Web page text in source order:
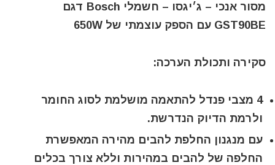
מסור אנכי – ג׳יגסו – חשמלי Bosch דגם
GST90BE עם הספק עוצמתי של 650W
סקירה ותכולת הערכה:
4 מצבי פנדל להתאמה מושלמת לסוג החומר
ולרמת הדיוק הנדרשת.
עם מנגנון החלפת להבים מהירה המאפשרת
החלפה של להבים במהירות וללא צורך בכלים